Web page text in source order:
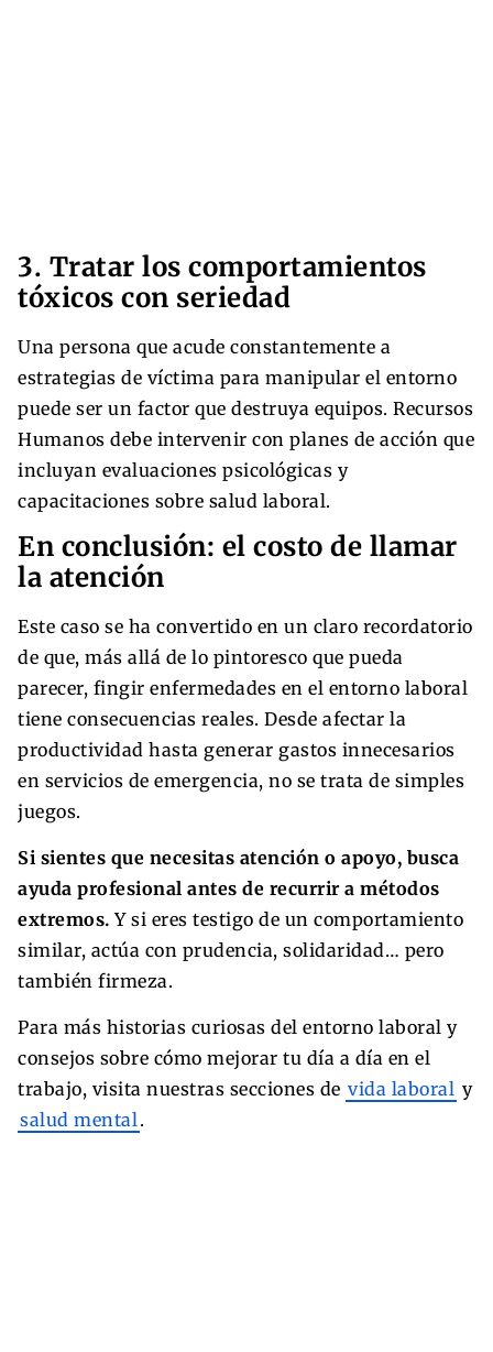
3. Tratar los comportamientos
tóxicos con seriedad
Una persona que acude constantemente a
estrategias de víctima para manipular el entorno
puede ser un factor que destruya equipos. Recursos
Humanos debe intervenir con planes de acción que
incluyan evaluaciones psicológicas y
capacitaciones sobre salud laboral.
En conclusión: el costo de llamar
la atención
Este caso se ha convertido en un claro recordatorio
de que, más allá de lo pintoresco que pueda
parecer, fingir enfermedades en el entorno laboral
tiene consecuencias reales. Desde afectar la
productividad hasta generar gastos innecesarios
en servicios de emergencia, no se trata de simples
juegos.
Si sientes que necesitas atención o apoyo, busca
ayuda profesional antes de recurrir a métodos
extremos. Y si eres testigo de un comportamiento
similar, actúa con prudencia, solidaridad… pero
también firmeza.
Para más historias curiosas del entorno laboral y
consejos sobre cómo mejorar tu día a día en el
trabajo, visita nuestras secciones de vida laboral y
salud mental .